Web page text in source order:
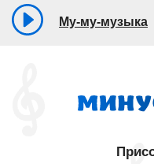
Му-му-музыка